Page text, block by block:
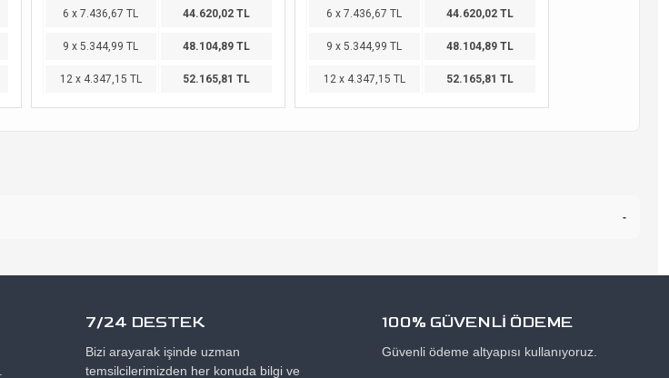
6 x 7.436,67 TL 44.620,02 TL
9 x 5.344,99 TL 48.104,89 TL
12 x 4.347,15 TL 52.165,81 TL
6 x 7.436,67 TL 44.620,02 TL
9 x 5.344,99 TL 48.104,89 TL
12 x 4.347,15 TL 52.165,81 TL
-
7/24 DESTEK
Bizi arayarak işinde uzman
temsilcilerimizden her konuda bilgi ve
100% GÜVENLİ ÖDEME
Güvenli ödeme altyapısı kullanıyoruz.